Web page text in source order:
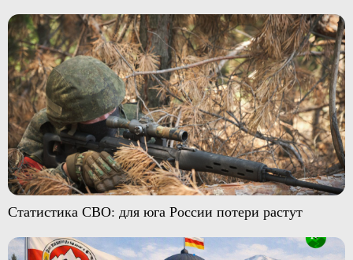
Статистика СВО: для юга России потери растут